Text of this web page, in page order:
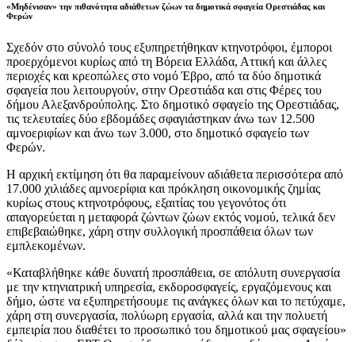
«Μηδένισαν» την πιθανότητα αδιάθετων ζώων τα δημοτικά σφαγεία Ορεστιάδας και
Φερών
Σχεδόν στο σύνολό τους εξυπηρετήθηκαν κτηνοτρόφοι, έμποροι
προερχόμενοι κυρίως από τη Βόρεια Ελλάδα, Αττική και άλλες
περιοχές και κρεοπώλες στο νομό Έβρο, από τα δύο δημοτικά
σφαγεία που λειτουργούν, στην Ορεστιάδα και στις Φέρες του
δήμου Αλεξανδρούπολης. Στο δημοτικό σφαγείο της Ορεστιάδας,
τις τελευταίες δύο εβδομάδες σφαγιάστηκαν άνω των 12.500
αμνοεριφίων και άνω των 3.000, στο δημοτικό σφαγείο των
Φερών.
Η αρχική εκτίμηση ότι θα παραμείνουν αδιάθετα περισσότερα από
17.000 χιλιάδες αμνοερίφια και πρόκληση οικονομικής ζημίας
κυρίως στους κτηνοτρόφους, εξαιτίας του γεγονότος ότι
απαγορεύεται η μεταφορά ζώντων ζώων εκτός νομού, τελικά δεν
επιβεβαιώθηκε, χάρη στην συλλογική προσπάθεια όλων των
εμπλεκομένων.
«Καταβλήθηκε κάθε δυνατή προσπάθεια, σε απόλυτη συνεργασία
με την κτηνιατρική υπηρεσία, εκδοροσφαγείς, εργαζόμενους και
δήμο, ώστε να εξυπηρετήσουμε τις ανάγκες όλων και το πετύχαμε,
χάρη στη συνεργασία, πολύωρη εργασία, αλλά και την πολυετή
εμπειρία που διαθέτει το προσωπικό του δημοτικού μας σφαγείου»